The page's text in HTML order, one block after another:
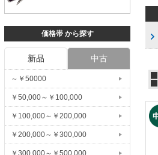
価格帯 から探す
新品 中古
～￥50000
￥50,000～￥100,000
￥100,000～￥200,000
￥200,000～￥300,000
￥300,000～￥500,000